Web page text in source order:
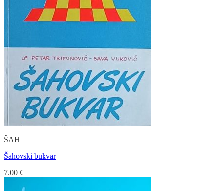
ŠAH
Šahovski bukvar
7.00 €